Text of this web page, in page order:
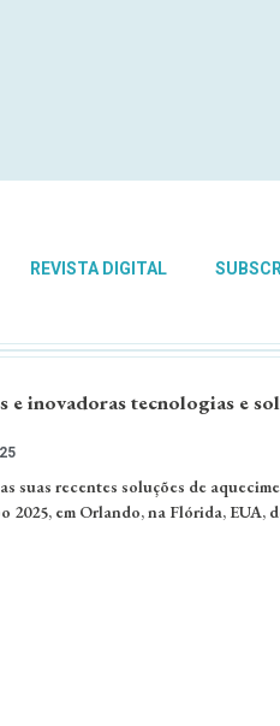
REVISTA DIGITAL
e inovadoras tecnologias e
suas recentes soluções de
em Orlando, na Flórida, EUA,